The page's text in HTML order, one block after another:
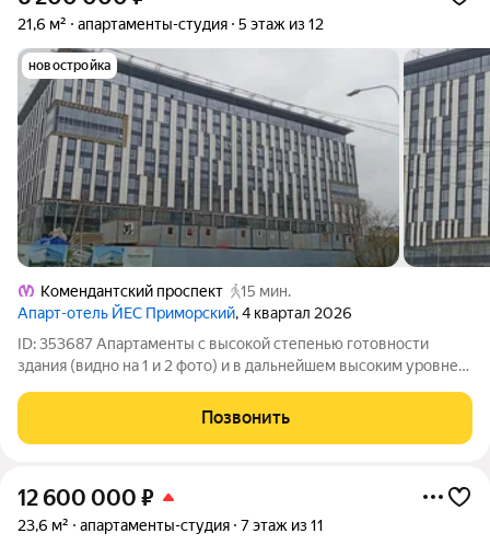
21,6 м² апартаменты-студия 5 этаж из 12
новостройка
Комендантский проспект
15 мин.
Апарт-отель ЙЕС Приморский, 4 квартал 2026
ID: 353687 Апартаменты с высокой степенью готовности
здания (видно на 1 и 2 фото) и в дальнейшем высоким уровнем
Продажа по переуступке, от собственника. Полная стоимость
в договоре. Компактная и
Позвонить
12 600 000 ₽
23,6 м² апартаменты-студия 7 этаж из 11